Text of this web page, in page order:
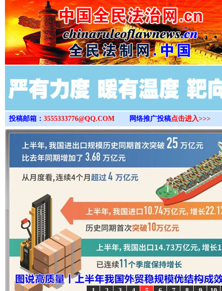
>
投稿邮箱： 3555333776@QQ.COM 网络推广投稿点击进入>>>
完善运行机制助力责任有效落实